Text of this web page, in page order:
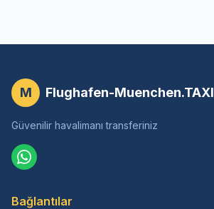
M Flughafen-Muenchen.TAXI
Güvenilir havalimanı transferiniz
Bağlantılar